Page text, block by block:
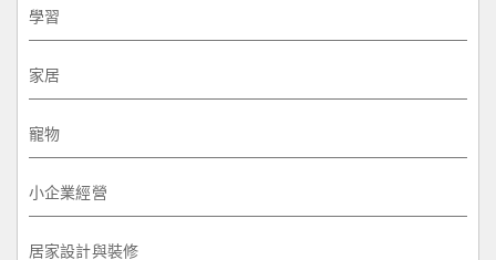
學習
家居
寵物
小企業經營
居家設計與裝修